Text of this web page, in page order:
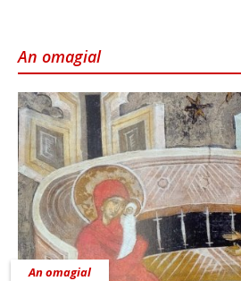
An omagial
An omagial